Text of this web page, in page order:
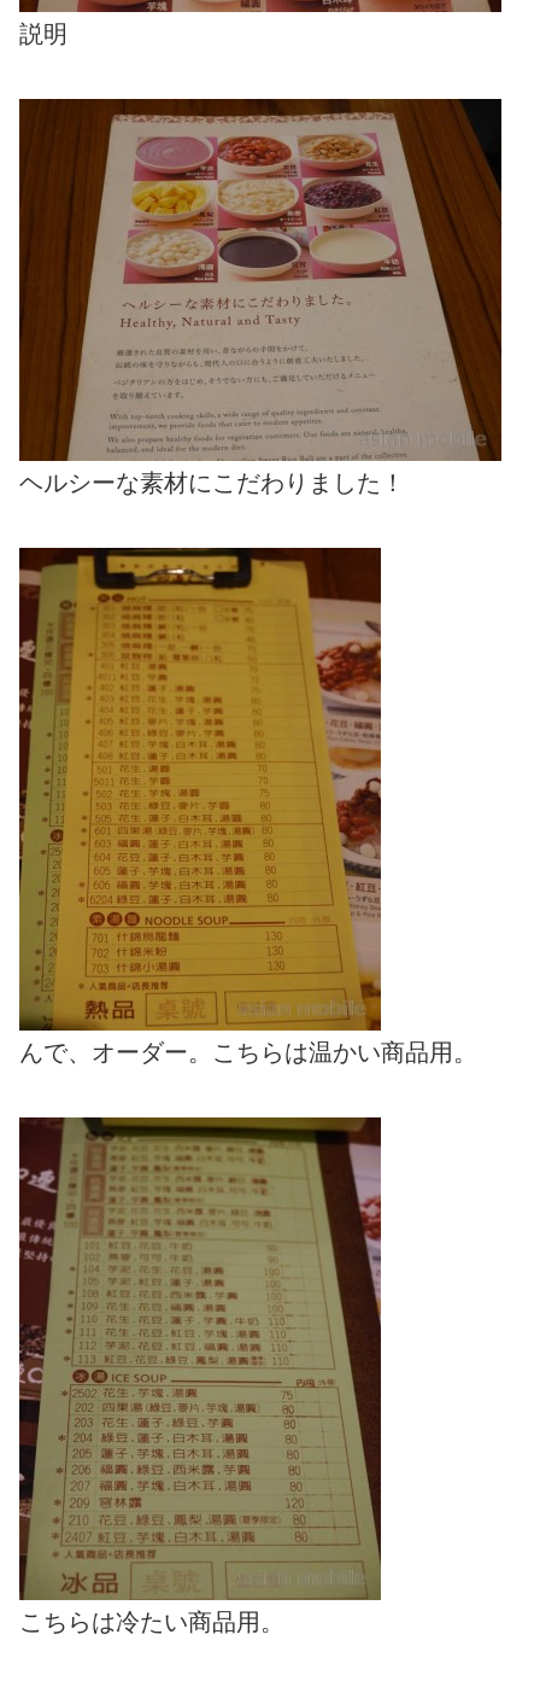
説明
ヘルシーな素材にこだわりました！
んで、オーダー。こちらは温かい商品用。
こちらは冷たい商品用。